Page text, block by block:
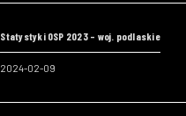
Statystyki OSP 2023 – woj. podlaskie
2024-02-09